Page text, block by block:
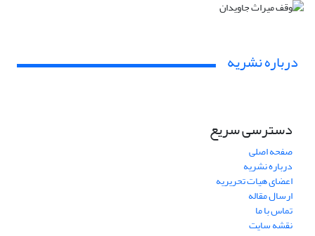
درباره نشریه
دسترسی سریع
صفحه اصلی
درباره نشریه
اعضای هیات تحریریه
ارسال مقاله
تماس با ما
نقشه سایت